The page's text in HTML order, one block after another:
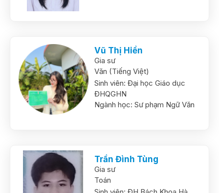
Vũ Thị Hiền
Gia sư
Văn (Tiếng Việt)
Sinh viên: Đại học Giáo dục
ĐHQGHN
Ngành học: Sư phạm Ngữ Văn
Trần Đình Tùng
Gia sư
Toán